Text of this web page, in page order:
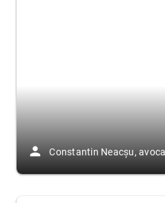
person Constantin Neacșu,